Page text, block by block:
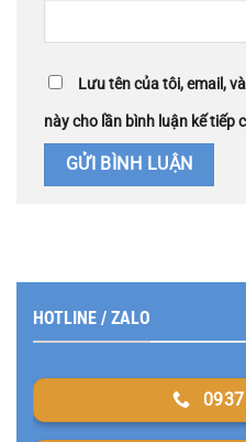
Lưu tên của tôi, email,
này cho lần bình luận kế tiếp
HOTLINE / ZALO